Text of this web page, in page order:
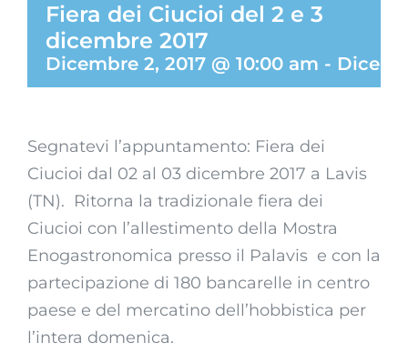
Fiera dei Ciucioi del 2 e 3
dicembre 2017
Dicembre 2, 2017 @ 10:00 am -
Segnatevi l’appuntamento: Fiera dei
Ciucioi dal 02 al 03 dicembre 2017 a Lavis
(TN). Ritorna la tradizionale fiera dei
Ciucioi con l’allestimento della Mostra
Enogastronomica presso il Palavis e con la
partecipazione di 180 bancarelle in centro
paese e del mercatino dell’hobbistica per
l’intera domenica.